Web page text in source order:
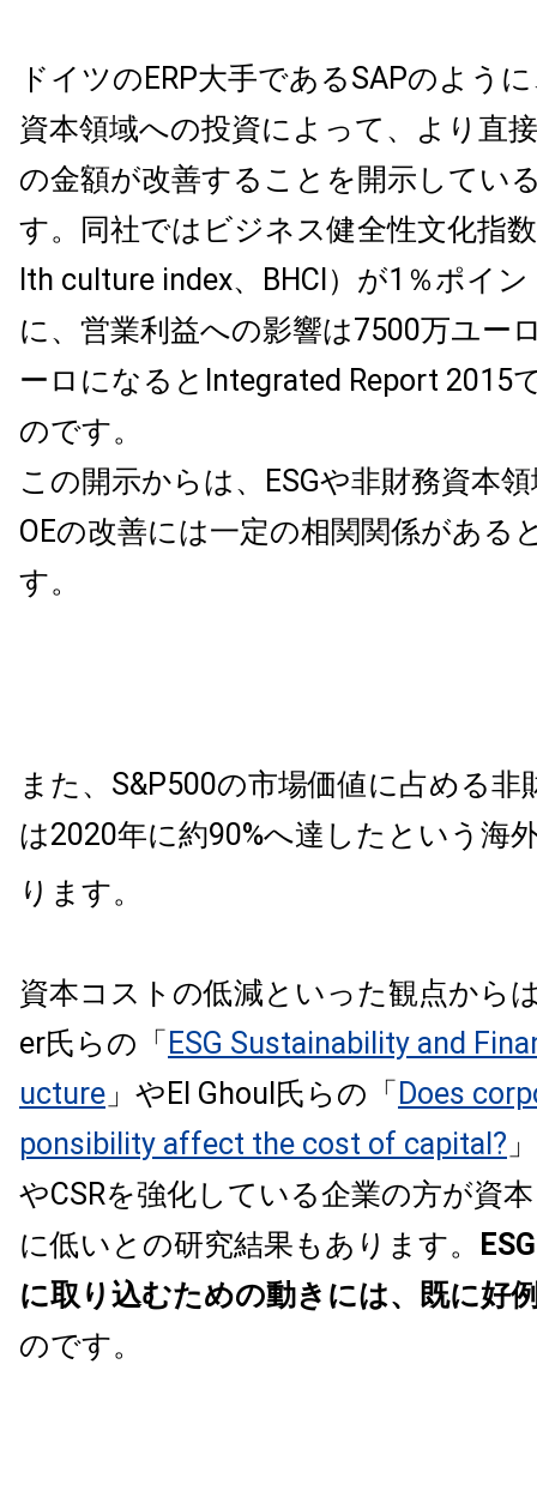
ドイツのERP大手であるSAPのよう
資本領域への投資によって、より直
の金額が改善することを開示してい
す。同社ではビジネス健全性文化指
lth culture index、BHCI）が1％ポイ
に、営業利益への影響は7500万ユー
ーロになるとIntegrated Report 2015
のです。
この開示からは、ESGや非財務資本
OEの改善には一定の相関関係がある
す。
また、S&P500の市場価値に占める非
は2020年に約90%へ達したという海
ります。
資本コストの低減といった観点から
er氏らの「 ESG Sustainability and
ucture 」やEl Ghoul氏らの「 Does
ponsibility affect the cost of capital?
やCSRを強化している企業の方が資
に低いとの研究結果もあります。
に取り込むための動きには、既に好
のです。